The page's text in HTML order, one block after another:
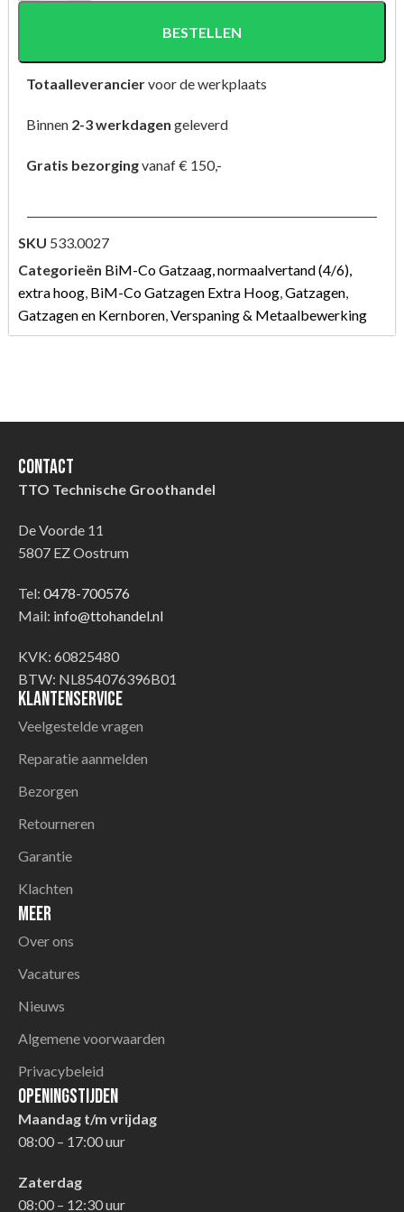
BESTELLEN
Totaalleveranciervoor de werkplaats
Binnen 2-3 werkdagen geleverd
Gratis bezorgingvanaf € 150,-
SKU 533.0027
Categorieën BiM-Co Gatzaag, normaalvertand (4/6),
extra hoog, BiM-Co Gatzagen Extra Hoog,Gatzagen,
Gatzagen en Kernboren,Verspaning & Metaalbewerking
Contact
TTO Technische Groothandel
De Voorde 11
5807 EZ Oostrum
Tel: 0478-700576
Mail: info@ttohandel.nl
KVK: 60825480
BTW: NL854076396B01
Klantenservice
Veelgestelde vragen
Reparatie aanmelden
Bezorgen
Retourneren
Garantie
Klachten
Meer
Over ons
Vacatures
Nieuws
Algemene voorwaarden
Privacybeleid
Openingstijden
Maandag t/m vrijdag
08:00 – 17:00 uur
Zaterdag
08:00 – 12:30 uur